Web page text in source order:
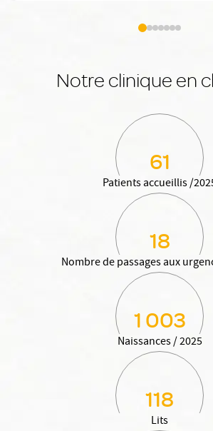
Notre clinique en
61
Patients accueillis /
18
Nombre de passages aux
1 003
Naissances / 2025
118
Lits